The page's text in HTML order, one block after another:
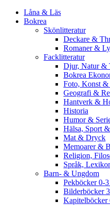
Låna & Läs
Bokrea
Skönlitteratur
Deckare &
Romaner &
Facklitteratur
Djur, Natur &
Bokrea
Foto, Konst &
Geografi &
Hantverk &
Historia
Humor &
Hälsa, Sport
Mat & Dryck
Memoarer &
Religion,
Språk,
Barn- & Ungdom
Pekböcker 0-
Bilderböcker
Kapitelböcker